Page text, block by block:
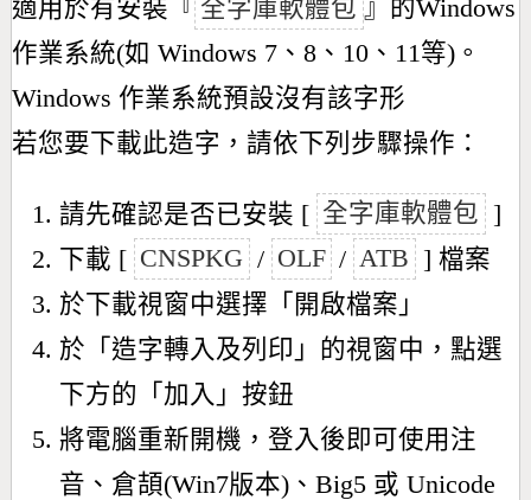
適用於有安裝『 全字庫軟體包 』的Windows
作業系統(如 Windows 7、8、10、11等)。
Windows 作業系統預設沒有該字形
若您要下載此造字，請依下列步驟操作：
請先確認是否已安裝 [ 全字庫軟體包 ]
下載 [ CNSPKG / OLF / ATB ] 檔案
於下載視窗中選擇「開啟檔案」
於「造字轉入及列印」的視窗中，點選
下方的「加入」按鈕
將電腦重新開機，登入後即可使用注
音、倉頡(Win7版本)、Big5 或 Unicode